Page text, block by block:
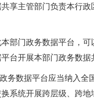
享主管部门负责本行
部门政务数据平台，
台开展本部门政务数据
务数据平台应当纳入全
系统开展跨层级、跨